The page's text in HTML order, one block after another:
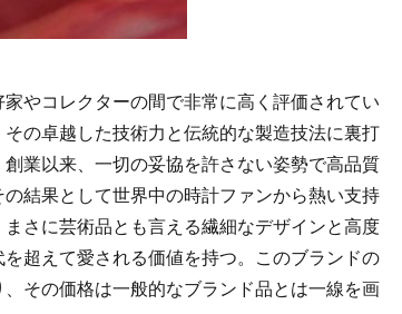
やコレクターの間で非常に高く評価されてい
その卓越した技術力と伝統的な製造技法に裏打
業以来、一切の妥協を許さない姿勢で高品質
結果として世界中の時計ファンから熱い支持
さに芸術品とも言える繊細なデザインと高度
超えて愛される価値を持つ。このブランドの
その価格は一般的なブランド品とは一線を画